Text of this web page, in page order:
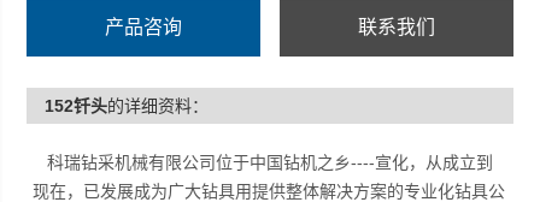
具、凿岩机用钎具等配套产品。在露天和井下矿山、水
用行业Z广泛的厂家之一。
产品咨询 联系我们
152钎头的详细资料：
科瑞钻采机械有限公司位于中国钻机之乡----宣化，从成立到
现在，已发展成为广大钻具用提供整体解决方案的专业化钻具公